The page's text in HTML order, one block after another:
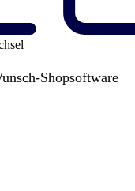
Shopsoftware